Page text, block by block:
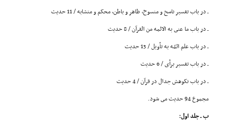
ـ در باب تفسیر ناسخ و منسوخ، ظاهر و باطن، محکم و متشابه / 11 حدیث
ـ در باب ما عنى به الائمه من القرآن / 8 حدیث
ـ در باب علم ائمّه به تأویل / 13 حدیث
ـ در باب تفسیر برأى / 6 حدیث
ـ در باب نکوهش جدال در قرآن / 4 حدیث
مجموع 94 حدیث مى شود.
ب ـ جلد اول: